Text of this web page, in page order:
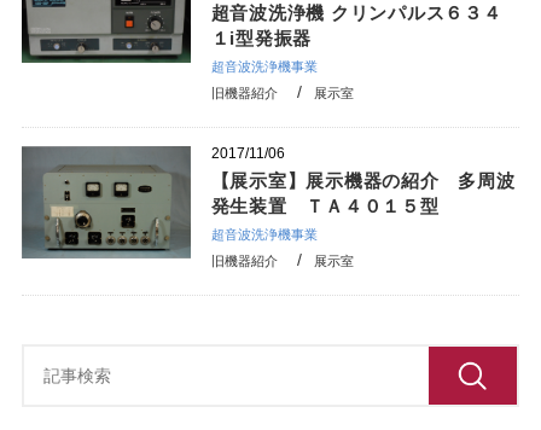
超音波洗浄機 クリンパルス６３４
１i型発振器
超音波洗浄機事業
旧機器紹介
展示室
2017/11/06
【展示室】展示機器の紹介 多周波
発生装置 ＴＡ４０１５型
超音波洗浄機事業
旧機器紹介
展示室